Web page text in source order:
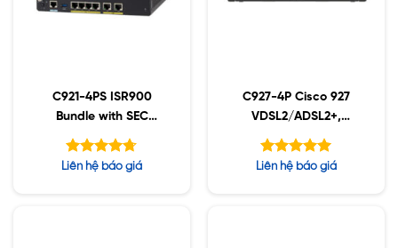
C921-4PS ISR900
Bundle with SEC
License
Được xếp
Liên hệ báo giá
C927-4P Cisco 927
VDSL2/ADSL2+,
1GE/SFP Sec
Được xếp
Liên hệ báo giá